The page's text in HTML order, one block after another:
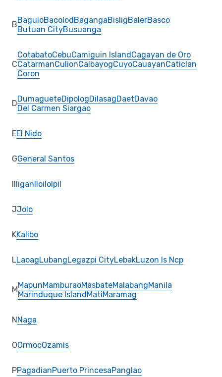
BBaguioBacolodBagangaBisligBalerBasco
Butuan CityBusuanga
C
CotabatoCebuCamiguin IslandCagayan de Oro
CatarmanCulionCalbayogCuyoCauayanCaticlan
Coron
DDumagueteDipologDilasagDaetDavao
Del Carmen Siargao
EEl Nido
GGeneral Santos
IIliganIloiloIpil
JJolo
KKalibo
LLaoagLubangLegazpi CityLebakLuzon Is Ncp
MMapunMamburaoMasbateMalabangManila
Marinduque IslandMatiMaramag
NNaga
OOrmocOzamis
PPagadianPuerto PrincesaPanglao